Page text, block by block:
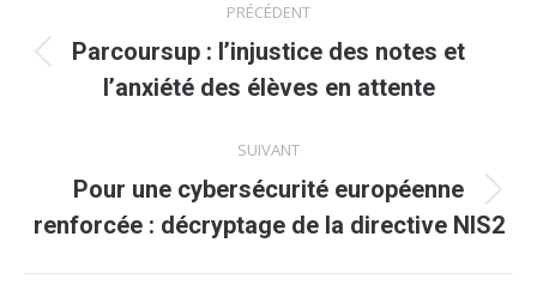
article
PRÉCÉDENT
Article
précédent
Parcoursup : l’injustice des notes et
l’anxiété des élèves en attente
SUIVANT
Article
suivant
:
Pour une cybersécurité européenne
renforcée : décryptage de la directive NIS2